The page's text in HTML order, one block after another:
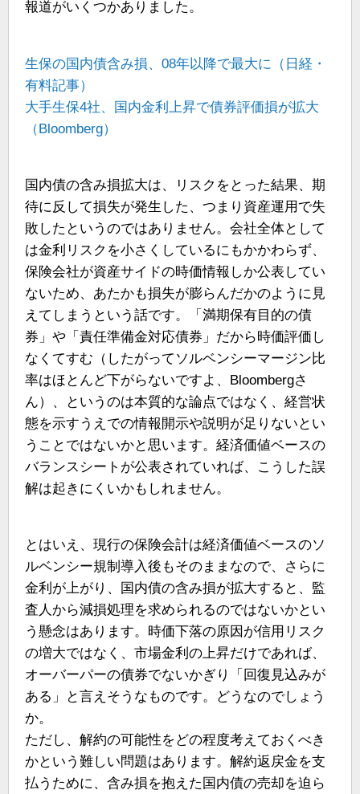
報道がいくつかありました。
生保の国内債含み損、08年以降で最大に（日経・
有料記事）
大手生保4社、国内金利上昇で債券評価損が拡大
（Bloomberg）
国内債の含み損拡大は、リスクをとった結果、期
待に反して損失が発生した、つまり資産運用で失
敗したというのではありません。会社全体として
は金利リスクを小さくしているにもかかわらず、
保険会社が資産サイドの時価情報しか公表してい
ないため、あたかも損失が膨らんだかのように見
えてしまうという話です。「満期保有目的の債
券」や「責任準備金対応債券」だから時価評価し
なくてすむ（したがってソルベンシーマージン比
率はほとんど下がらないですよ、Bloombergさ
ん）、というのは本質的な論点ではなく、経営状
態を示すうえでの情報開示や説明が足りないとい
うことではないかと思います。経済価値ベースの
バランスシートが公表されていれば、こうした誤
解は起きにくいかもしれません。
とはいえ、現行の保険会計は経済価値ベースのソ
ルベンシー規制導入後もそのままなので、さらに
金利が上がり、国内債の含み損が拡大すると、監
査人から減損処理を求められるのではないかとい
う懸念はあります。時価下落の原因が信用リスク
の増大ではなく、市場金利の上昇だけであれば、
オーバーパーの債券でないかぎり「回復見込みが
ある」と言えそうなものです。どうなのでしょう
か。
ただし、解約の可能性をどの程度考えておくべき
かという難しい問題はあります。解約返戻金を支
払うために、含み損を抱えた国内債の売却を迫ら